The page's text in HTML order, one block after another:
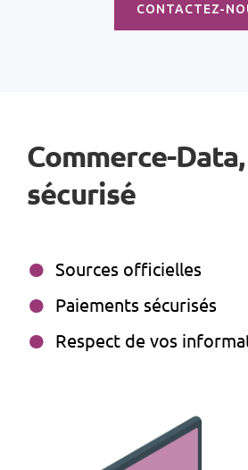
CONTACTEZ-
Commerce-
sécurisé
Sources officielles
Paiements sécurisés
Respect de vos